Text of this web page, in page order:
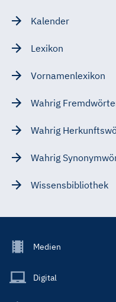
Kalender
Lexikon
Vornamenlexikon
Wahrig
Wahrig
Wahrig
Wissensbibliothek
Footer
Main
Medien
Digital